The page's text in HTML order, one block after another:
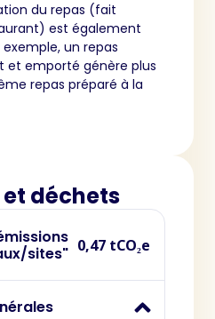
du repas (fait
est également
un repas
et emporté génère plus
repas préparé à la
déchets
sites" 0,47 tCO₂e